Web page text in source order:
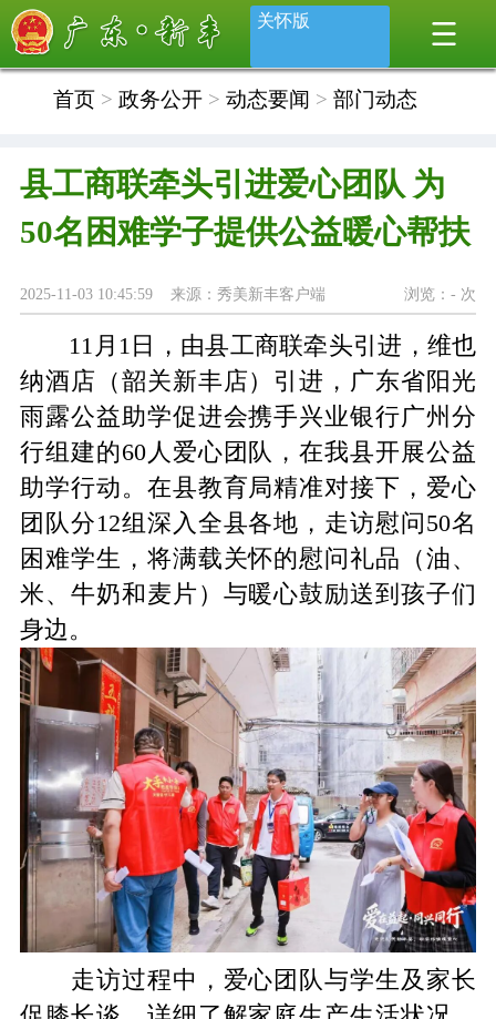
关怀版
首页> 政务公开> 动态要闻 > 部门动态
县工商联牵头引进爱心团队 为
50名困难学子提供公益暖心帮扶
浏览：- 次
2025-11-03 10:45:59 来源：秀美新丰客户端
11 月 1 日 ，由县工商联牵头引进，维也
纳酒店（韶关新丰店）引进， 广东省阳光
雨露公益助学促进会携手兴业银行广州分
行组建的60人爱心团队 ，在我县开展公益
助学行动。 在县教育局精准对接下 ，爱心
团队分12组深入全县各地 ， 走访慰问 50名
困难学生 ， 将满载关怀的慰问礼品 （油、
米、 牛奶和麦片） 与暖心鼓励送到孩子们
身边 。
走访过程中 ， 爱心团队与学生及家长